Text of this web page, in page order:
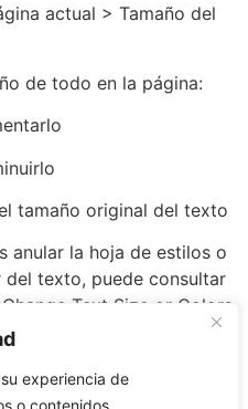
experiencia de
o contenidos
actual > Tamaño del
de todo en la página:
tamaño original del texto
anular la hoja de estilos o
texto, puede consultar
Text Size or Colors
leer traducida al